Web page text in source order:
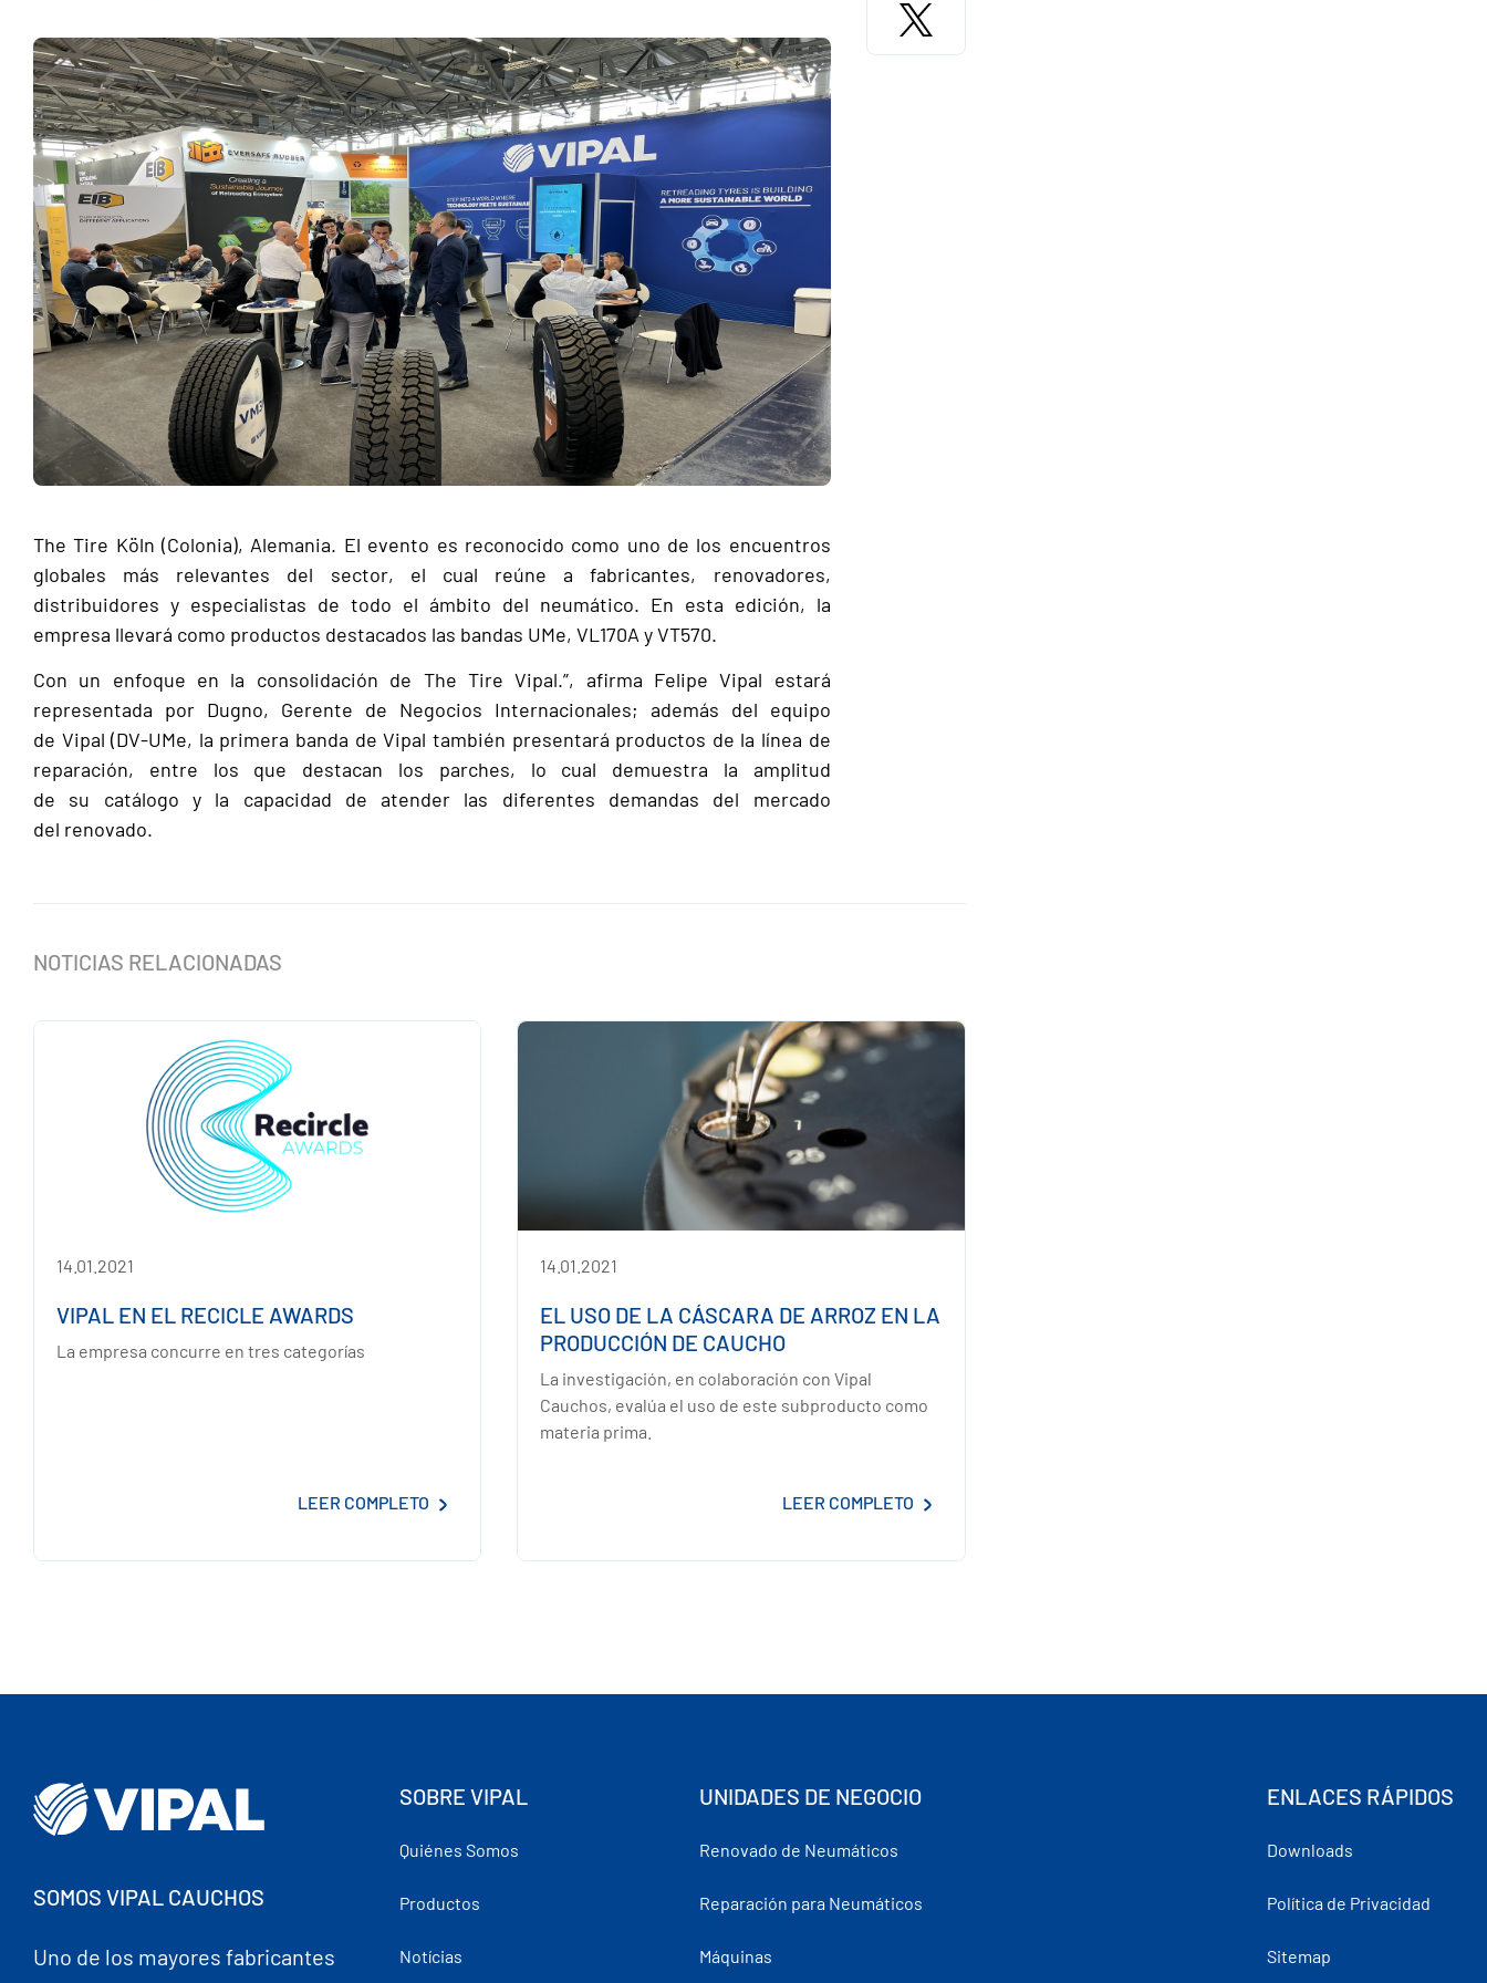
The Tire Köln (Colonia), Alemania. El evento es reconocido como uno de los encuentros
globales más relevantes del sector, el cual reúne a fabricantes, renovadores,
distribuidores y especialistas de todo el ámbito del neumático. En esta edición, la
empresa llevará como productos destacados las bandas UMe, VL170A y VT570.
Con un enfoque en la consolidación de The Tire Vipal.”, afirma Felipe Vipal estará
representada por Dugno, Gerente de Negocios Internacionales; además del equipo
de Vipal (DV-UMe, la primera banda de Vipal también presentará productos de la línea de
reparación, entre los que destacan los parches, lo cual demuestra la amplitud
de su catálogo y la capacidad de atender las diferentes demandas del mercado
del renovado.
NOTICIAS RELACIONADAS
14.01.2021
VIPAL EN EL RECICLE AWARDS
La empresa concurre en tres categorías
LEER COMPLETO
14.01.2021
EL USO DE LA CÁSCARA DE ARROZ EN LA
PRODUCCIÓN DE CAUCHO
La investigación, en colaboración con Vipal
Cauchos, evalúa el uso de este subproducto como
materia prima.
LEER COMPLETO
SOMOS VIPAL CAUCHOS
Uno de los mayores fabricantes
SOBRE VIPAL
Quiénes Somos
Productos
Notícias
UNIDADES DE NEGOCIO
Renovado de Neumáticos
Reparación para Neumáticos
Máquinas
ENLACES RÁPIDOS
Downloads
Política de Privacidad
Sitemap